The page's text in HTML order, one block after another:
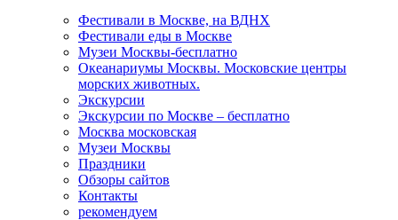
Фестивали в Москве, на ВДНХ
Фестивали еды в Москве
Музеи Москвы-бесплатно
Океанариумы Москвы. Московские центры
морских животных.
Экскурсии
Экскурсии по Москве – бесплатно
Москва московская
Музеи Москвы
Праздники
Обзоры сайтов
Контакты
рекомендуем